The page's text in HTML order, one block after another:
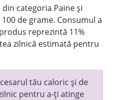
categoria Paine și
de grame. Consumul a
reprezintă 11%
zilnică estimată pentru
tău caloric și de
pentru a-ți atinge